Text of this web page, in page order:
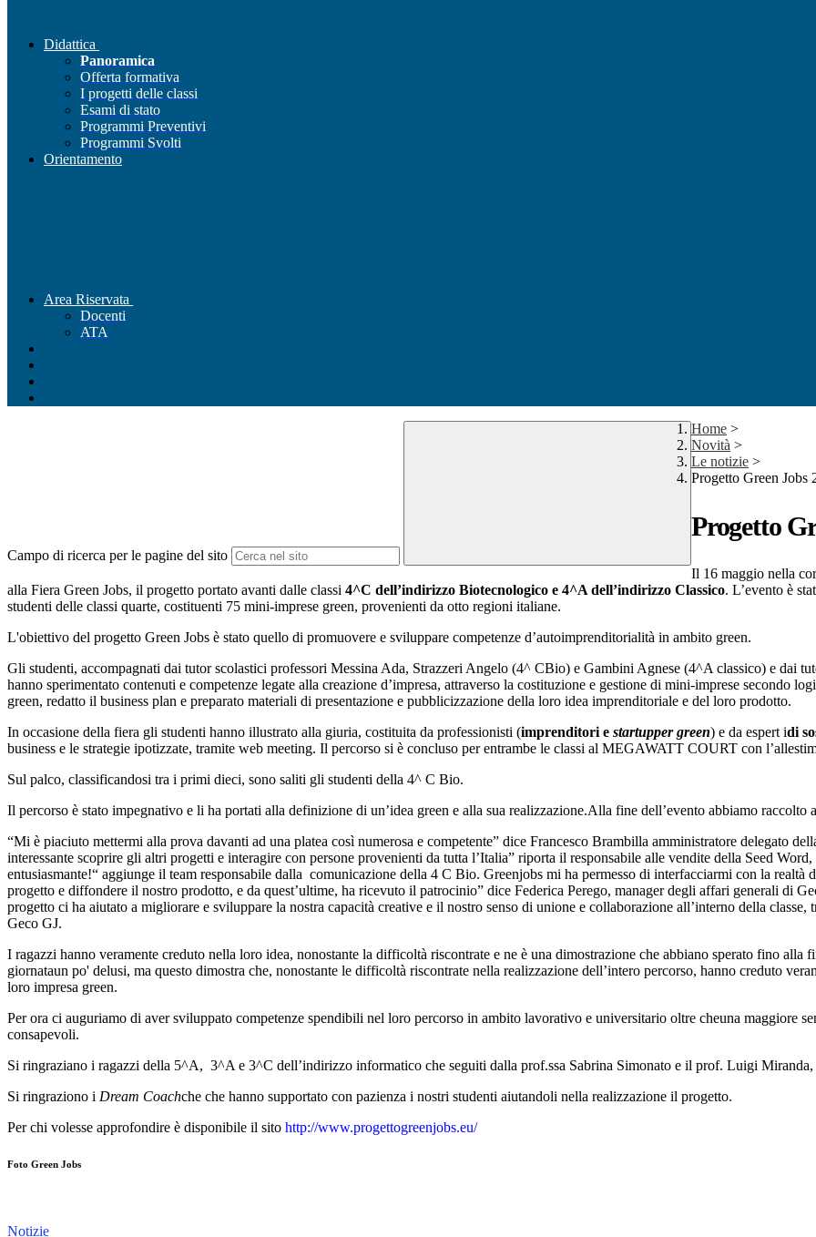
Didattica
Panoramica
Offerta formativa
I progetti delle classi
Esami di stato
Programmi Preventivi
Programmi Svolti
Orientamento
Area Riservata
Docenti
ATA
Campo di ricerca per le pagine del sito
Home >
Novità >
Le notizie >
Progetto Green Jobs
Progetto
Il 16 maggio nella
alla Fiera Green Jobs, il progetto portato avanti dalle classi 4^C dell’indirizzo Biotecnologico e 4^A dell’indirizzo Classico. L’evento è
studenti delle classi quarte, costituenti 75 mini-imprese green, provenienti da otto regioni italiane.
L'obiettivo del progetto Green Jobs è stato quello di promuovere e sviluppare competenze d’autoimprenditorialità in ambito green.
Gli studenti, accompagnati dai tutor scolastici professori Messina Ada, Strazzeri Angelo (4^ CBio) e Gambini Agnese (4^A classico) e dai
hanno sperimentato contenuti e competenze legate alla creazione d’impresa, attraverso la costituzione e gestione di mini-imprese secondo
green, redatto il business plan e preparato materiali di presentazione e pubblicizzazione della loro idea imprenditoriale e del loro prodotto.
In occasione della fiera gli studenti hanno illustrato alla giuria, costituita da professionisti (imprenditori e startupper green) e da espert idi
business e le strategie ipotizzate, tramite web meeting. Il percorso si è concluso per entrambe le classi al MEGAWATT COURT con
Sul palco, classificandosi tra i primi dieci, sono saliti gli studenti della 4^ C Bio.
Il percorso è stato impegnativo e li ha portati alla definizione di un’idea green e alla sua realizzazione.Alla fine dell’evento abbiamo raccolto
“Mi è piaciuto mettermi alla prova davanti ad una platea così numerosa e competente” dice Francesco Brambilla amministratore delegato
interessante scoprire gli altri progetti e interagire con persone provenienti da tutta l’Italia” riporta il responsabile alle vendite della Seed
entusiasmante!“ aggiunge il team responsabile dalla comunicazione della 4 C Bio. Greenjobs mi ha permesso di interfacciarmi con la
progetto e diffondere il nostro prodotto, e da quest’ultime, ha ricevuto il patrocinio” dice Federica Perego, manager degli affari generali di
progetto ci ha aiutato a migliorare e sviluppare la nostra capacità creative e il nostro senso di unione e collaborazione all’interno della
Geco GJ.
I ragazzi hanno veramente creduto nella loro idea, nonostante la difficoltà riscontrate e ne è una dimostrazione che abbiano sperato fino
giornataun po' delusi, ma questo dimostra che, nonostante le difficoltà riscontrate nella realizzazione dell’intero percorso, hanno creduto
loro impresa green.
Per ora ci auguriamo di aver sviluppato competenze spendibili nel loro percorso in ambito lavorativo e universitario oltre cheuna maggiore
consapevoli.
Si ringraziano i ragazzi della 5^A, 3^A e 3^C dell’indirizzo informatico che seguiti dalla prof.ssa Sabrina Simonato e il prof. Luigi Miranda,
Si ringraziono i Dream Coachche che hanno supportato con pazienza i nostri studenti aiutandoli nella realizzazione il progetto.
Per chi volesse approfondire è disponibile il sito http://www.progettogreenjobs.eu/
Foto Green Jobs
Notizie